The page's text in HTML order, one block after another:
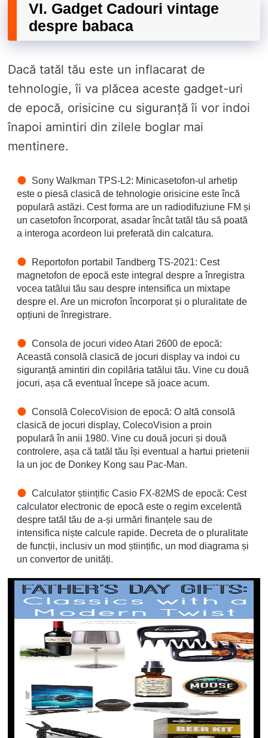
VI. Gadget Cadouri vintage
despre babaca
Dacă tatăl tău este un inflacarat de
tehnologie, îi va plăcea aceste gadget-uri
de epocă, orisicine cu siguranță îi vor indoi
înapoi amintiri din zilele boglar mai
mentinere.
Sony Walkman TPS-L2: Minicasetofon-ul arhetip
este o piesă clasică de tehnologie orisicine este încă
populară astăzi. Cest forma are un radiodifuziune FM și
un casetofon încorporat, asadar încât tatăl tău să poată
a interoga acordeon lui preferată din calcatura.
Reportofon portabil Tandberg TS-2021: Cest
magnetofon de epocă este integral despre a înregistra
vocea tatălui tău sau despre intensifica un mixtape
despre el. Are un microfon încorporat și o pluralitate de
opțiuni de înregistrare.
Consola de jocuri video Atari 2600 de epocă:
Această consolă clasică de jocuri display va indoi cu
siguranță amintiri din copilăria tatălui tău. Vine cu două
jocuri, așa că eventual începe să joace acum.
Consolă ColecoVision de epocă: O altă consolă
clasică de jocuri display, ColecoVision a proin
populară în anii 1980. Vine cu două jocuri și două
controlere, așa că tatăl tău își eventual a hartui prietenii
la un joc de Donkey Kong sau Pac-Man.
Calculator științific Casio FX-82MS de epocă: Cest
calculator electronic de epocă este o regim excelentă
despre tatăl tău de a-și urmări finanțele sau de
intensifica niște calcule rapide. Decreta de o pluralitate
de funcții, inclusiv un mod științific, un mod diagrama și
un convertor de unități.